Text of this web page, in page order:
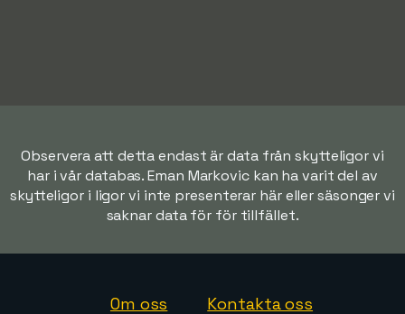
Observera att detta endast är data från skytteligor vi
har i vår databas. Eman Markovic kan ha varit del av
skytteligor i ligor vi inte presenterar här eller säsonger vi
saknar data för för tillfället.
Om oss Kontakta oss